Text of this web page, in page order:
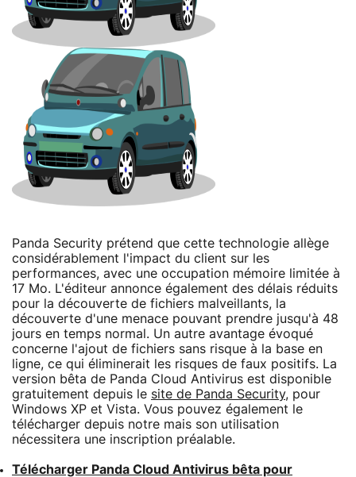
Panda Security prétend que cette technologie allège
considérablement l'impact du client sur les
performances, avec une occupation mémoire limitée à
17 Mo. L'éditeur annonce également des délais réduits
pour la découverte de fichiers malveillants, la
découverte d'une menace pouvant prendre jusqu'à 48
jours en temps normal. Un autre avantage évoqué
concerne l'ajout de fichiers sans risque à la base en
ligne, ce qui éliminerait les risques de faux positifs. La
version bêta de Panda Cloud Antivirus est disponible
gratuitement depuis le site de Panda Security, pour
Windows XP et Vista. Vous pouvez également le
télécharger depuis notre mais son utilisation
nécessitera une inscription préalable.
Télécharger Panda Cloud Antivirus bêta pour